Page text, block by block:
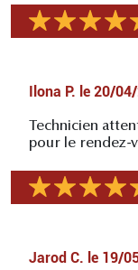
Ilona P. le 20/
Technicien
pour le rendez-
Jarod C. le 19/